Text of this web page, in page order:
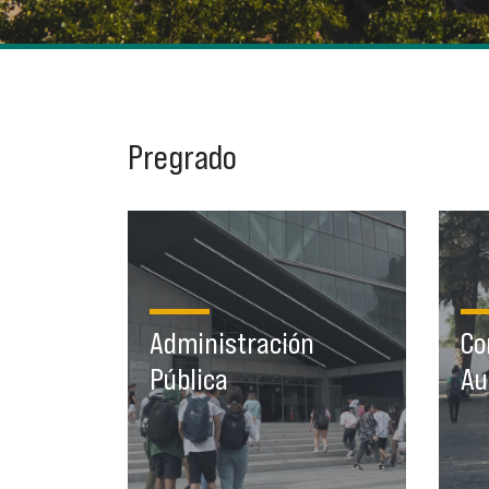
Pregrado
Administración
Pública
Administración
Pública
Ingreso PAES
Prosecución de Estudios